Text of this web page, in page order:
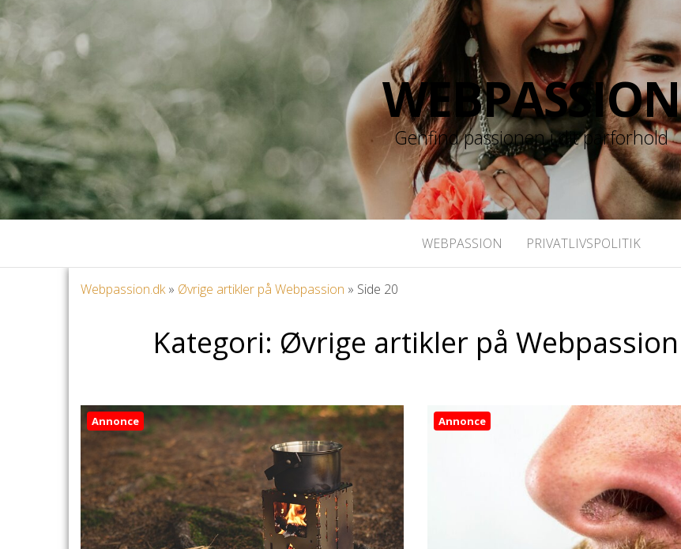
WEBPASSION
Genfind passionen i dit parforhold
WEBPASSION PRIVATLIVSPOLITIK
Webpassion.dk» Øvrige artikler på Webpassion » Side 20
Kategori: Øvrige artikler på Webpassion
Annonce Annonce